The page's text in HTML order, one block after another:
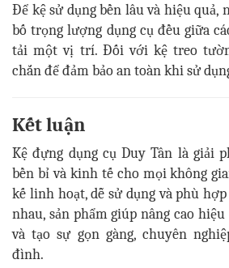
Để kệ sử dụng bền lâu và hiệu quả,
bố trọng lượng dụng cụ đều giữa
tải một vị trí. Đối với kệ treo
chắn để đảm bảo an toàn khi sử
Kết luận
Kệ đựng dụng cụ Duy Tân là giải
bền bỉ và kinh tế cho mọi không
kế linh hoạt, dễ sử dụng và phù
nhau, sản phẩm giúp nâng cao
và tạo sự gọn gàng, chuyên
đình.